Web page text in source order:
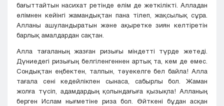
бағыттайтын насихат ретінде өлім де жеткілікті. Алладан
өлімнен кейінгі жамандықтан пана тілеп, жақсылық сұра.
Алланы ашуландыратын және ақыретке зиян келтіретін
барлық амалдардан сақтан.
Алла тағаланың жазған ризығы міндетті түрде жетеді.
Дүниедегі ризығың белгіленгеннен артық та, кем де емес.
Сондықтан еңбектен, талпын, тәуекелге бел байла! Алла
тағала сені кедейлікпен сынаса, сабырлы бол. Жаман
жолға түсіп, адамдардың қолындағыға қызықпа! Алланың
берген Ислам нығметіне риза бол. Өйткені бұдан асқан